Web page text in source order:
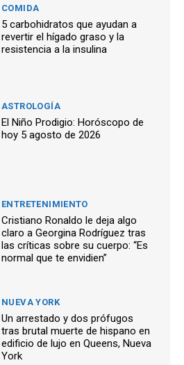
COMIDA
5 carbohidratos que ayudan a
revertir el hígado graso y la
resistencia a la insulina
ASTROLOGÍA
El Niño Prodigio: Horóscopo de
hoy 5 agosto de 2026
ENTRETENIMIENTO
Cristiano Ronaldo le deja algo
claro a Georgina Rodríguez tras
las críticas sobre su cuerpo: “Es
normal que te envidien”
NUEVA YORK
Un arrestado y dos prófugos
tras brutal muerte de hispano en
edificio de lujo en Queens, Nueva
York